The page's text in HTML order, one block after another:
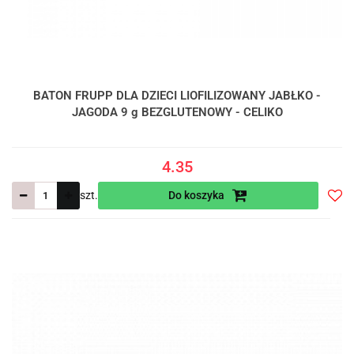
BATON FRUPP DLA DZIECI LIOFILIZOWANY JABŁKO -
JAGODA 9 g BEZGLUTENOWY - CELIKO
4.35
szt. Do koszyka